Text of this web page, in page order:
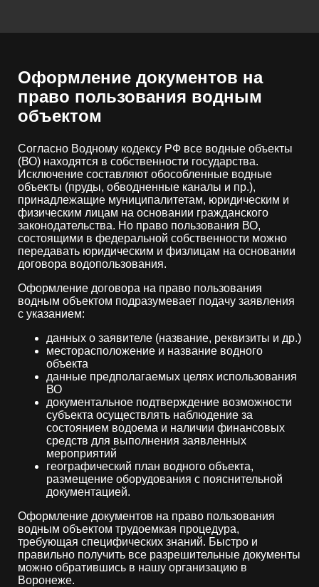
Оформление документов на
право пользования водным
объектом
Согласно Водному кодексу РФ все водные объекты
(ВО) находятся в собственности государства.
Исключение составляют обособленные водные
объекты (пруды, обводненные каналы и пр.),
принадлежащие муниципалитетам, юридическим и
физическим лицам на основании гражданского
законодательства. Но право пользования ВО,
состоящими в федеральной собственности можно
передавать юридическим и физлицам на основании
договора водопользования.
Оформление договора на право пользования
водным объектом подразумевает подачу заявления
с указанием:
данных о заявителе (название, реквизиты и др.)
месторасположение и название водного
объекта
данные предполагаемых целях использования
ВО
документальное подтверждение возможности
субъекта осуществлять наблюдение за
состоянием водоема и наличии финансовых
средств для выполнения заявленных
мероприятий
географический план водного объекта,
размещение оборудования с пояснительной
документацией.
Оформление документов на право пользования
водным объектом трудоемкая процедура,
требующая специфических знаний. Быстро и
правильно получить все разрешительные документы
можно обратившись в нашу организацию в
Воронеже.